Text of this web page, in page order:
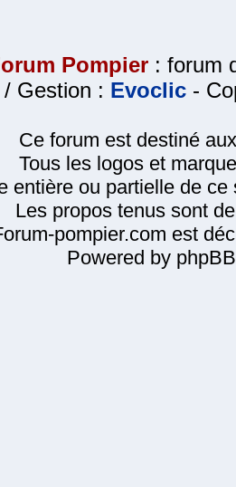
Pompier : forum
Gestion : Evoclic -
Ce forum est destiné
Tous les logos et
entière ou partielle de
Les propos tenus sont
pompier.com est
Powered by